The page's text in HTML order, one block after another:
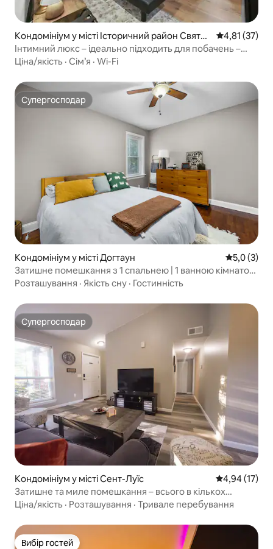
Кондомініум у місті Історичний район Святог
о Чарльза
Середня
4,81 (37)
Інтимний люкс – ідеально підходить для побачень –
люкс Fox
Ціна/якість · Сім’я · Wi-Fi
Супергосподар
Супергосподар
Кондомініум у місті Догтаун Середня
5,0 (3)
Затишне помешкання з 1 спальнею | 1 ванною кімнатою
- Пральна/сушильна машина - Близько до всього!
Розташування · Якість сну · Гостинність
Супергосподар
Супергосподар
Кондомініум у місті Сент-Луїс Середня
4,94 (17)
Затишне та миле помешкання – всього в кількох
хвилинах від West Port Plaza!
Ціна/якість · Розташування · Тривале перебування
Вибір гостей